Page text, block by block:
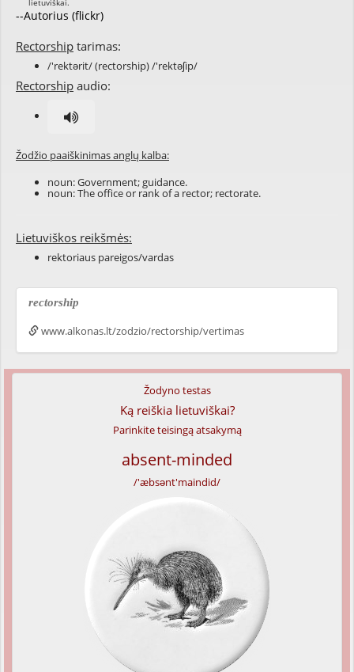
--Autorius (flickr)
Rectorship tarimas:
/'rektərit/ (rectorship) /'rektəʃip/
Rectorship audio:
Žodžio paaiškinimas anglų kalba:
noun:Government;guidance.
noun: The office or rank of a rector; rectorate.
Lietuviškos reikšmės:
rektoriaus pareigos/vardas
rectorship
www.alkonas.lt/zodzio/rectorship/vertimas
Žodyno testas
Ką reiškia lietuviškai?
Parinkite teisingą atsakymą
absent-minded
/'æbsənt'maindid/